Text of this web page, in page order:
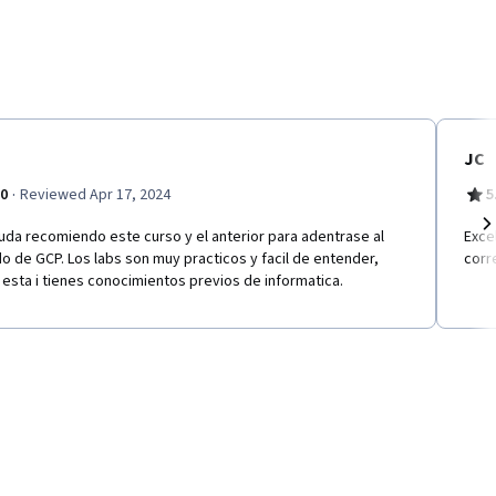
· Reviewed Apr 17, 2024
recomiendo este curso y el anterior para adentrase al
de GCP. Los labs son muy practicos y facil de entender,
i tienes conocimientos previos de informatica.
JC